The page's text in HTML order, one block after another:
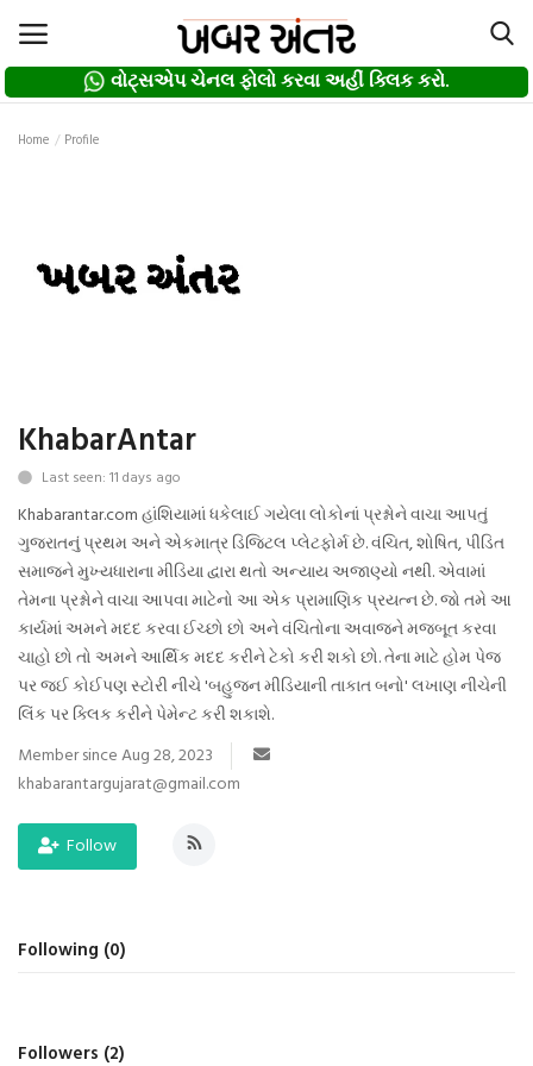
વોટ્સએપ ચેનલ ફોલો કરવા અહીં ક્લિક કરો.
વોટ્સએપ ચેનલ ફોલો કરવા અહીં ક્લિક કરો.
Login
દલિત
Privacy Policy
Gallery
આદિવાસી
ઓબીસી
લઘુમતી
સ્પેશ્યલ સ્ટોરી
વિચાર સાહિત્ય
બહુજનનાયક
Language
Home Profile
KhabarAntar
Last seen: 11 days ago
Khabarantar.com હાંશિયામાં ધકેલાઈ ગયેલા લોકોનાં પ્રશ્નોને વાચા આપતું
ગુજરાતનું પ્રથમ અને એકમાત્ર ડિજિટલ પ્લેટફોર્મ છે. વંચિત, શોષિત, પીડિત
સમાજને મુખ્યધારાના મીડિયા દ્વારા થતો અન્યાય અજાણ્યો નથી. એવામાં
તેમના પ્રશ્નોને વાચા આપવા માટેનો આ એક પ્રામાણિક પ્રયત્ન છે. જો તમે આ
કાર્યમાં અમને મદદ કરવા ઈચ્છો છો અને વંચિતોના અવાજને મજબૂત કરવા
ચાહો છો તો અમને આર્થિક મદદ કરીને ટેકો કરી શકો છો. તેના માટે હોમ પેજ
પર જઈ કોઈપણ સ્ટોરી નીચે 'બહુજન મીડિયાની તાકાત બનો' લખાણ નીચેની
લિંક પર ક્લિક કરીને પેમેન્ટ કરી શકાશે.
Member since Aug 28, 2023
khabarantargujarat@gmail.com
Follow
Following (0)
Followers (2)